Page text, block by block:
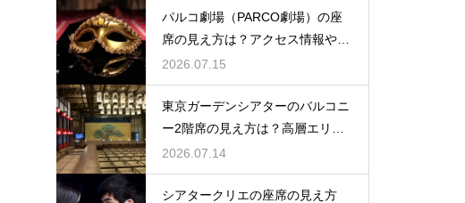
パルコ劇場（PARCO劇場）の座
席の見え方は？アクセス情報や劇
場の特徴も徹底紹介
2026.07.15
東京ガーデンシアターのバルコニ
ー2階席の見え方は？高層エリア
からの視界と音響をチェック
2026.07.14
シアタークリエの座席の見え方